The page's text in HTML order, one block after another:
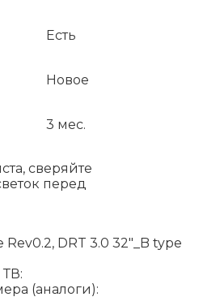
Есть
Новое
3 мес.
сверяйте
перед
Rev0.2, DRT 3.0 32"_B type
(аналоги):